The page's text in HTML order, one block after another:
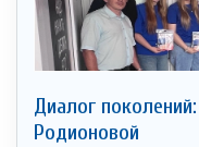
Диалог
Родионовой